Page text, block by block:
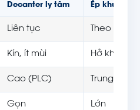
Decanter ly tâm Ép khung
Liên tục Theo mẻ
Kín, ít mùi Hở khi xả
Cao (PLC) Trung bình
Gọn Lớn